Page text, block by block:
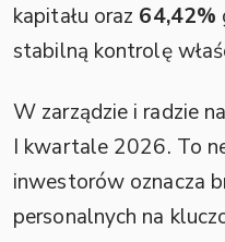
kapitału oraz 64,42%
stabilną kontrolę
W zarządzie i radzie
I kwartale 2026. To
inwestorów oznacza
personalnych na